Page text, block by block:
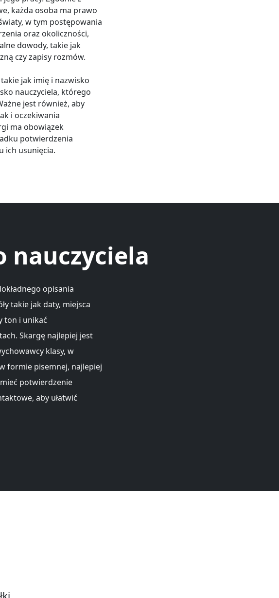
każda osoba ma prawo
w tym postępowania
oraz okoliczności,
dowody, takie jak
czy zapisy rozmów.
jak imię i nazwisko
nauczyciela, którego
jest również, aby
i oczekiwania
ma obowiązek
potwierdzenia
ich usunięcia.
nauczyciela
opisania
takie jak daty, miejsca
ton i unikać
Skargę najlepiej jest
klasy, w
formie pisemnej, najlepiej
potwierdzenie
aby ułatwić